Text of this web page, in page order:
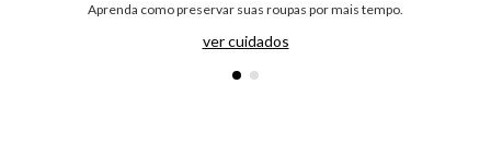
Aprenda como preservar suas roupas por mais tempo.
ver cuidados